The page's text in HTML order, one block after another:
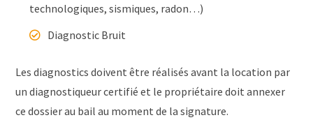
technologiques, sismiques, radon…)
Diagnostic Bruit
Les diagnostics doivent être réalisés avant la location par
un diagnostiqueur certifié et le propriétaire doit annexer
ce dossier au bail au moment de la signature.